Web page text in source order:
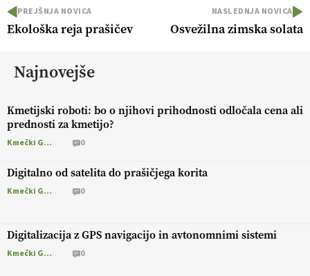
PREJŠNJA NOVICA
Ekološka reja prašičev
NASLEDNJA NOVICA
Osvežilna zimska solata
Najnovejše
Kmetijski roboti: bo o njihovi prihodnosti odločala cena ali
prednosti za kmetijo?
Kmečki Glas 0
Digitalno od satelita do prašičjega korita
Kmečki Glas 0
Digitalizacija z GPS navigacijo in avtonomnimi sistemi
Kmečki Glas 0